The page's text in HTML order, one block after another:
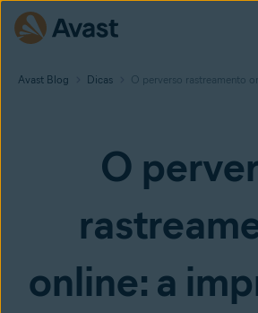
Avast Blog Dicas O perverso rastreamento
O
online: a